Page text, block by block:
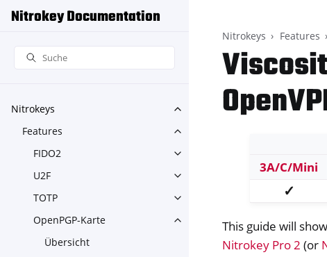
Nitrokey Documentation
Nitrokeys
Toggle navigation of Nitrokeys
Features
Toggle navigation of Features
FIDO2
Toggle navigation of FIDO2
U2F
Toggle navigation of U2F
TOTP
Toggle navigation of TOTP
OpenPGP-Karte
Toggle navigation of OpenPGP-
Übersicht
Nitrokeys Features
3A/C/Mini
✓
This guide will
Nitrokey Pro 2 (or